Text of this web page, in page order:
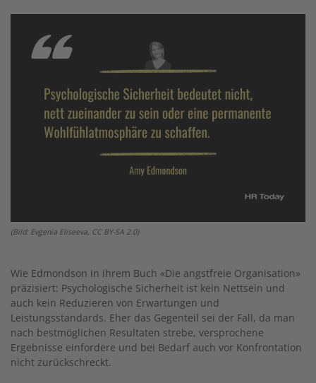
(Bild: Evgenia Eliseeva, CC BY-SA 2.0)
Wie Edmondson in ihrem Buch «Die angstfreie Organisation»
präzisiert: Psychologische Sicherheit ist kein Nettsein und
auch kein Reduzieren von Erwartungen und
Leistungsstandards. Eher das Gegenteil sei der Fall, da man
nach bestmöglichen Resultaten strebe, versprochene
Ergebnisse einfordere und bei Bedarf auch vor Konfrontation
nicht zurückschreckt.